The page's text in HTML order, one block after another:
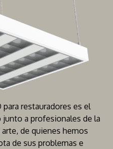
para restauradores es el
a profesionales de la
de quienes hemos
de sus problemas e